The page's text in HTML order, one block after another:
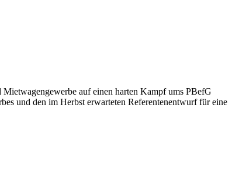
auf einen harten Kampf ums PBefG
und den im Herbst erwarteten Referentenentwurf für eine